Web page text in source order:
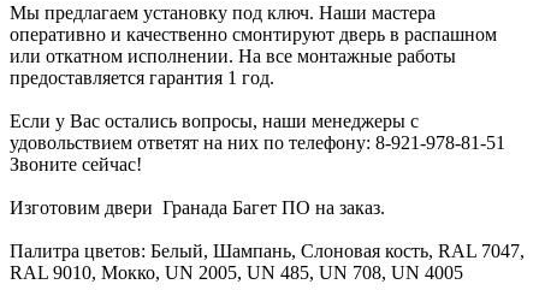
Мы предлагаем установку под ключ. Наши мастера
оперативно и качественно смонтируют дверь в распашном
или откатном исполнении. На все монтажные работы
предоставляется гарантия 1 год.
Если у Вас остались вопросы, наши менеджеры с
удовольствием ответят на них по телефону: 8-921-978-81-51
Звоните сейчас!
Изготовим двери Гранада Багет ПО на заказ.
Палитра цветов: Белый, Шампань, Слоновая кость, RAL 7047,
RAL 9010, Мокко, UN 2005, UN 485, UN 708, UN 4005